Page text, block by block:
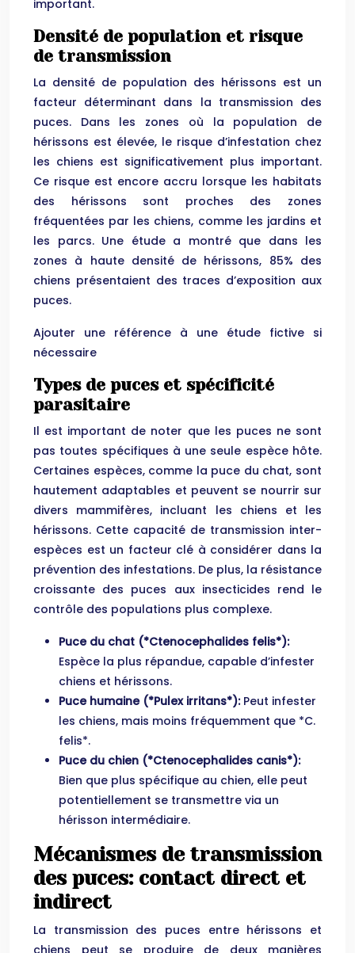
important.
Densité de population et risque
de transmission
La densité de population des hérissons est un
facteur déterminant dans la transmission des
puces. Dans les zones où la population de
hérissons est élevée, le risque d’infestation chez
les chiens est significativement plus important.
Ce risque est encore accru lorsque les habitats
des hérissons sont proches des zones
fréquentées par les chiens, comme les jardins et
les parcs. Une étude a montré que dans les
zones à haute densité de hérissons, 85% des
chiens présentaient des traces d’exposition aux
puces.
Ajouter une référence à une étude fictive si
nécessaire
Types de puces et spécificité
parasitaire
Il est important de noter que les puces ne sont
pas toutes spécifiques à une seule espèce hôte.
Certaines espèces, comme la puce du chat, sont
hautement adaptables et peuvent se nourrir sur
divers mammifères, incluant les chiens et les
hérissons. Cette capacité de transmission inter-
espèces est un facteur clé à considérer dans la
prévention des infestations. De plus, la résistance
croissante des puces aux insecticides rend le
contrôle des populations plus complexe.
Puce du chat (*Ctenocephalides felis*):
Espèce la plus répandue, capable d’infester
chiens et hérissons.
Puce humaine (*Pulex irritans*): Peut infester
les chiens, mais moins fréquemment que *C.
felis*.
Puce du chien (*Ctenocephalides canis*):
Bien que plus spécifique au chien, elle peut
potentiellement se transmettre via un
hérisson intermédiaire.
Mécanismes de transmission
des puces: contact direct et
indirect
La transmission des puces entre hérissons et
chiens peut se produire de deux manières